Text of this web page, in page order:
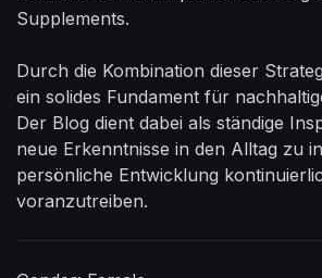
Supplements.
Durch die Kombination dieser
ein solides Fundament für
Der Blog dient dabei als ständige
neue Erkenntnisse in den Alltag zu
persönliche Entwicklung
voranzutreiben.